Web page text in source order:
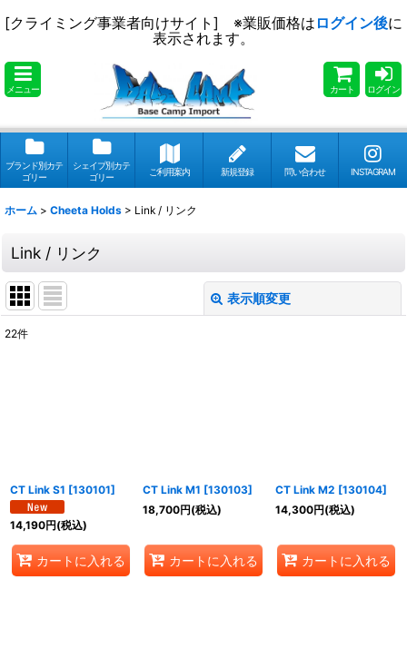
[クライミング事業者向けサイト] ※業販価格は ログイン後に
表示されます。
メニュー カート ログイン
ブランド別カテ
ゴリー
シェイプ別カテ
ゴリー
ご利用案内 新規登録 問い合わせ INSTAGRAM
ホーム > Cheeta Holds > Link / リンク
Link / リンク
表示順変更
22件
CT Link S1 [130101]
14,190円(税込)
カートに入れる
CT Link M1 [130103]
18,700円(税込)
カートに入れる
CT Link M2 [130104]
14,300円(税込)
カートに入れる